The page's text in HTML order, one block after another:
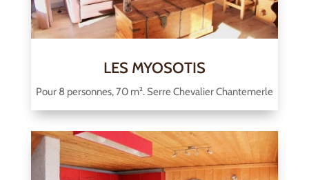
LES MYOSOTIS
Pour 8 personnes, 70 m². Serre Chevalier Chantemerle